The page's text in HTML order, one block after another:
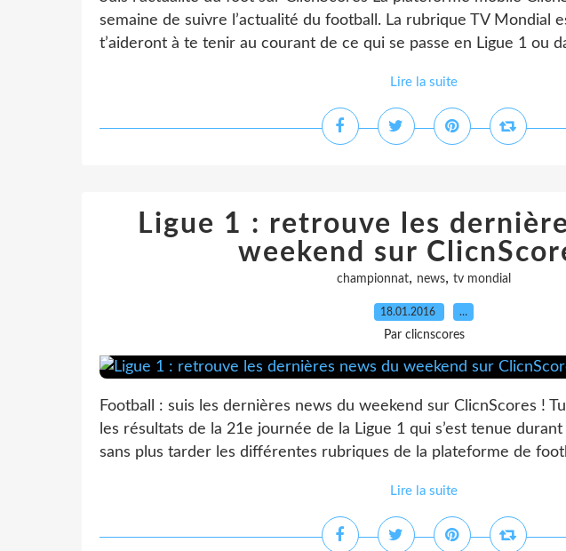
semaine de suivre l’actualité du football. La rubrique TV Mondial
t’aideront à te tenir au courant de ce qui se passe en Ligue 1 ou
Lire la suite
Ligue 1 : retrouve les
weekend sur
championnat, news, tv mondial
18.01.2016 …
Par clicnscores
Football : suis les dernières news du weekend sur ClicnScores !
les résultats de la 21e journée de la Ligue 1 qui s’est tenue
sans plus tarder les différentes rubriques de la plateforme de
Lire la suite